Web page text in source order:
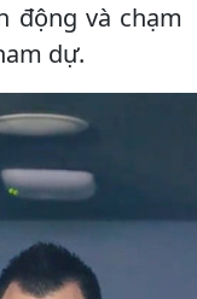
động và chạm
dự.